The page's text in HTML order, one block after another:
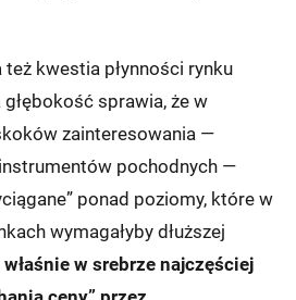
kwestia płynności rynku
sprawia, że w
zainteresowania —
pochodnych —
ponad poziomy, które w
wymagałyby dłuższej
właśnie w srebrze najczęściej